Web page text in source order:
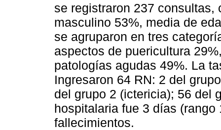
se registraron 237 consultas,
masculino 53%, media de
se agruparon en tres
aspectos de puericultura
patologías agudas 49%. La
Ingresaron 64 RN: 2 del
del grupo 2 (ictericia); 56 del
hospitalaria fue 3 días (rango
fallecimientos.